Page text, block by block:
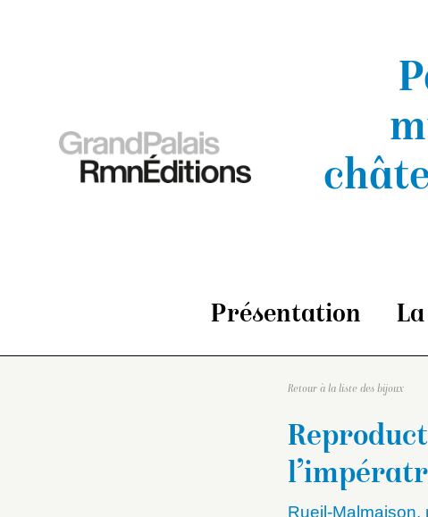
Présentation
Retour à la liste des bijoux
Rueil-